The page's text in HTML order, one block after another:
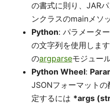
の書式に則り、JAR
ンクラスのmainメソ
Python: パラメータ
の文字列を使用しま
のargparseモジュー
Python Wheel:
JSONフォーマット
定するには *args